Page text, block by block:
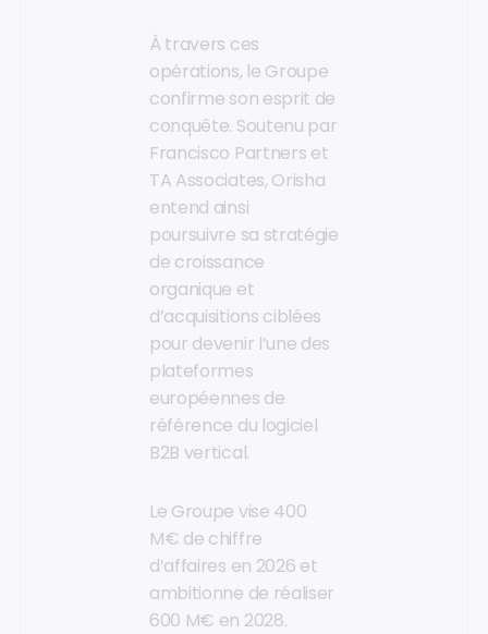
À travers ces
opérations, le Groupe
confirme son esprit de
conquête. Soutenu par
Francisco Partners et
TA Associates, Orisha
entend ainsi
poursuivre sa stratégie
de croissance
organique et
d’acquisitions ciblées
pour devenir l’une des
plateformes
européennes de
référence du logiciel
B2B vertical.
Le Groupe vise 400
M€ de chiffre
d’affaires en 2026 et
ambitionne de réaliser
600 M€ en 2028.